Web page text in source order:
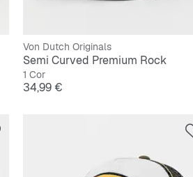
Von Dutch Originals
Semi Curved Premium Rock
1 Cor
Preço
34,99 €